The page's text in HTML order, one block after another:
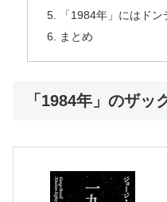
「1984年」にはド
まとめ
「1984年」のザッ